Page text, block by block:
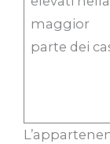
maggior
parte dei